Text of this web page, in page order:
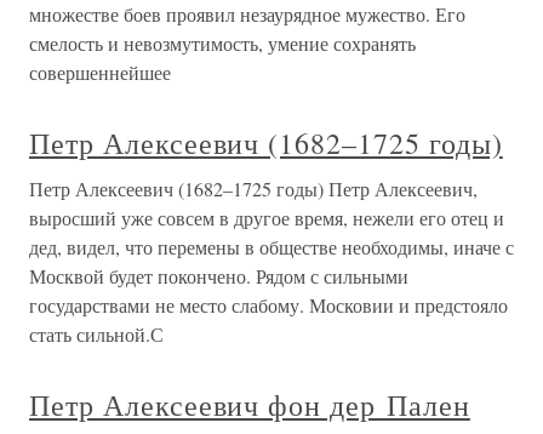
множестве боев проявил незаурядное мужество. Его
смелость и невозмутимость, умение сохранять
совершеннейшее
Петр Алексеевич (1682–1725 годы)
Петр Алексеевич (1682–1725 годы) Петр Алексеевич,
выросший уже совсем в другое время, нежели его отец и
дед, видел, что перемены в обществе необходимы, иначе с
Москвой будет покончено. Рядом с сильными
государствами не место слабому. Московии и предстояло
стать сильной.С
Петр Алексеевич фон дер Пален